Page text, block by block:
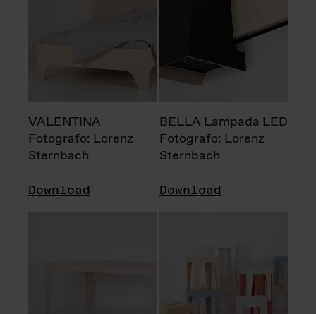
VALENTINA
Fotografo: Lorenz
Sternbach
Download
BELLA Lampada LED
Fotografo: Lorenz
Sternbach
Download